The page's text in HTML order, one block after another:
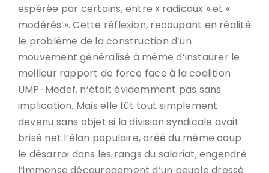
espérée par certains, entre « radicaux » et «
modérés ». Cette réflexion, recoupant en réalité
le problème de la construction d’un
mouvement généralisé à même d’instaurer le
meilleur rapport de force face à la coalition
UMP-Medef, n’était évidemment pas sans
implication. Mais elle fût tout simplement
devenu sans objet si la division syndicale avait
brisé net l’élan populaire, créé du même coup
le désarroi dans les rangs du salariat, engendré